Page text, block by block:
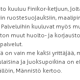
kuuluu Finikor-ketjuun,
ruostesuojauksiin,
kuuluvat myös
muut huolto- ja
on vain me kaksi yrittäjää,
ja juoksupoikina on
Männistö kertoo.